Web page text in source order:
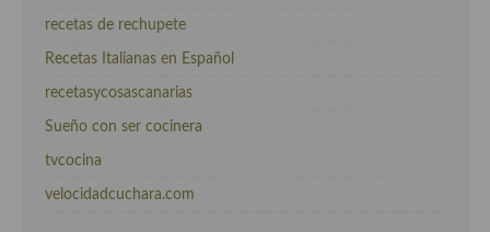
recetas de rechupete
Recetas Italianas en Español
recetasycosascanarias
Sueño con ser cocinera
tvcocina
velocidadcuchara.com